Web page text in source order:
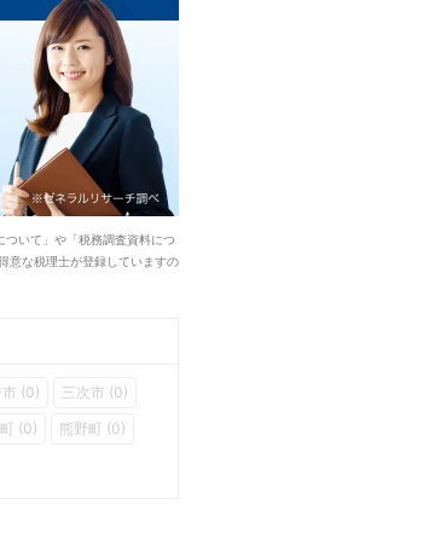
いて」や「税務調査資料につ
意な税理士が登録していますの
(0)
三次市 (0)
(0)
熊野町 (0)